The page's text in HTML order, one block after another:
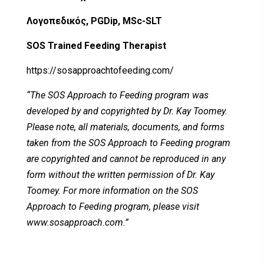
Λογοπεδικός, PGDip, MSc-SLT
SOS Trained Feeding Therapist
https://sosapproachtofeeding.com/
“The SOS Approach to Feeding program was
developed by and copyrighted by Dr. Kay Toomey.
Please note, all materials, documents, and forms
taken from the SOS Approach to Feeding program
are copyrighted and cannot be reproduced in any
form without the written permission of Dr. Kay
Toomey. For more information on the SOS
Approach to Feeding program, please visit
www.sosapproach.com.”